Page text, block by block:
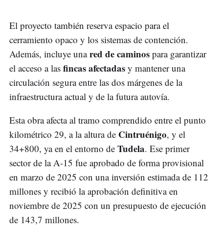
El proyecto también reserva espacio para el
cerramiento opaco y los sistemas de contención.
Además, incluye unared de caminos para garantizar
el acceso a las fincas afectadas y mantener una
circulación segura entre las dos márgenes de la
infraestructura actual y de la futura autovía.
Esta obra afecta al tramo comprendido entre el punto
kilométrico 29, a la altura de Cintruénigo, y el
34+800, ya en el entorno de Tudela. Ese primer
sector de la A-15 fue aprobado de forma provisional
en marzo de 2025 con una inversión estimada de 112
millones y recibió la aprobación definitiva en
noviembre de 2025 con un presupuesto de ejecución
de 143,7 millones.